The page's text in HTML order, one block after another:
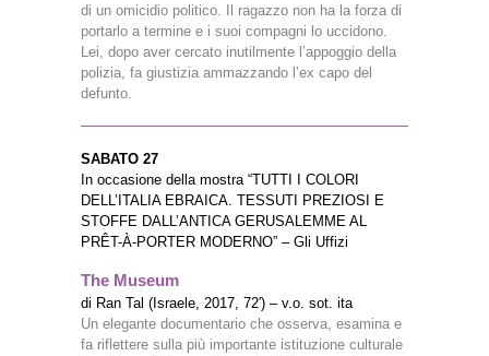
di un omicidio politico. Il ragazzo non ha la forza di
portarlo a termine e i suoi compagni lo uccidono.
Lei, dopo aver cercato inutilmente l’appoggio della
polizia, fa giustizia ammazzando l’ex capo del
defunto.
SABATO 27
In occasione della mostra “TUTTI I COLORI
DELL’ITALIA EBRAICA. TESSUTI PREZIOSI E
STOFFE DALL’ANTICA GERUSALEMME AL
PRÊT-À-PORTER MODERNO” – Gli Uffizi
The Museum
di Ran Tal (Israele, 2017, 72′) – v.o. sot. ita
Un elegante documentario che osserva, esamina e
fa riflettere sulla più importante istituzione culturale